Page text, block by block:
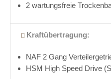
2 wartungsfreie
Kraftübertragung:
NAF 2 Gang
HSM High Speed Drive